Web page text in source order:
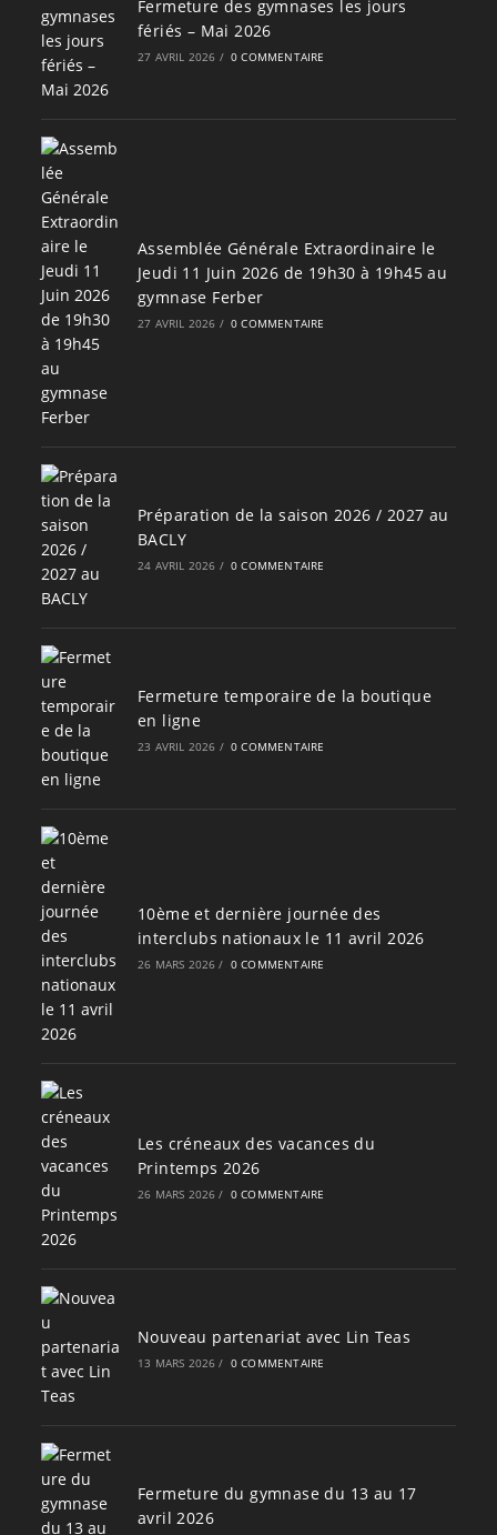
Fermeture des gymnases les jours
fériés – Mai 2026
27 AVRIL 2026 / 0 COMMENTAIRE
Assemblée Générale Extraordinaire le
Jeudi 11 Juin 2026 de 19h30 à 19h45 au
gymnase Ferber
27 AVRIL 2026 / 0 COMMENTAIRE
Préparation de la saison 2026 / 2027 au
BACLY
24 AVRIL 2026 / 0 COMMENTAIRE
Fermeture temporaire de la boutique
en ligne
23 AVRIL 2026 / 0 COMMENTAIRE
10ème et dernière journée des
interclubs nationaux le 11 avril 2026
26 MARS 2026 / 0 COMMENTAIRE
Les créneaux des vacances du
Printemps 2026
26 MARS 2026 / 0 COMMENTAIRE
Nouveau partenariat avec Lin Teas
13 MARS 2026 / 0 COMMENTAIRE
Fermeture du gymnase du 13 au 17
avril 2026